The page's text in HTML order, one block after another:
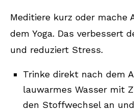
Meditiere kurz oder mache
dem Yoga. Das verbessert
und reduziert Stress.
Trinke direkt nach dem
lauwarmes Wasser mit
den Stoffwechsel an